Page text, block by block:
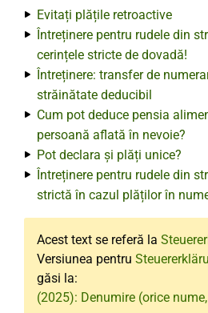
Evitați plățile retroactive
Întreținere pentru rudele din
cerințele stricte de dovadă!
Întreținere: transfer de
străinătate deducibil
Cum pot deduce pensia
persoană aflată în nevoie?
Pot declara și plăți unice?
Întreținere pentru rudele din
strictă în cazul plăților în
Acest text se referă la
Versiunea pentru
găsi la:
(2025): Denumire (orice